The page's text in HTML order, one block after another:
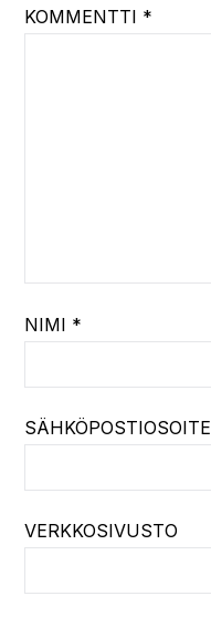
KOMMENTTI *
NIMI *
SÄHKÖPOSTIOSOITE
VERKKOSIVUSTO